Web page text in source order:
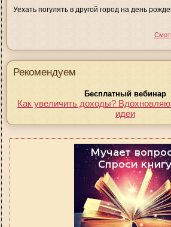
Уехать погулять в другой город на день
Рекомендуем
Бесплатный вебинар
Как увеличить доходы?
идеи